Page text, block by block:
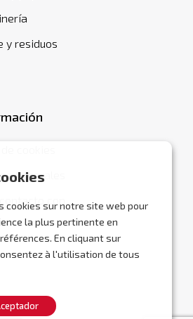
cookies sur notre site web pour
la plus pertinente en
En cliquant sur
à l'utilisation de tous
y residuos
generales
con